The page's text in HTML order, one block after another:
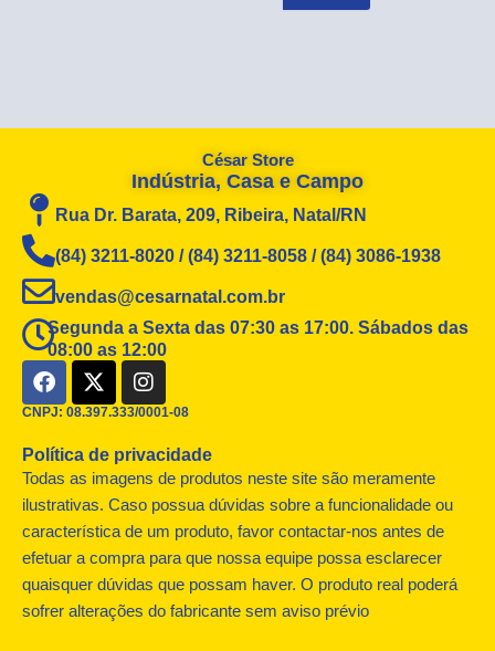
César Store
Indústria, Casa e Campo
Rua Dr. Barata, 209, Ribeira, Natal/RN
(84) 3211-8020 / (84) 3211-8058 / (84) 3086-1938
vendas@cesarnatal.com.br
Segunda a Sexta das 07:30 as 17:00. Sábados das
08:00 as 12:00
F
a
c
b
o
o
k
X
-
t
i
t
t
e
I
n
s
a
g
r
a
CNPJ: 08.397.333/0001-08
Política de privacidade
Todas as imagens de produtos neste site são meramente
ilustrativas. Caso possua dúvidas sobre a funcionalidade ou
característica de um produto, favor contactar-nos antes de
efetuar a compra para que nossa equipe possa esclarecer
quaisquer dúvidas que possam haver. O produto real poderá
sofrer alterações do fabricante sem aviso prévio